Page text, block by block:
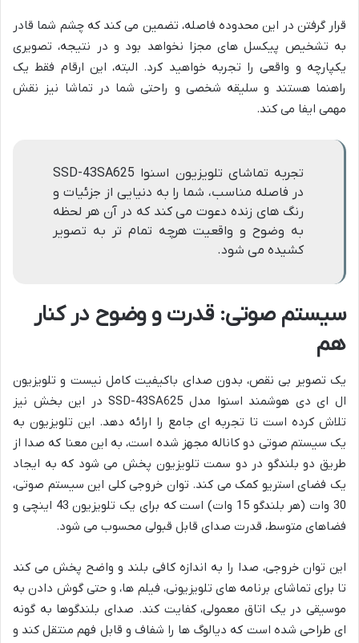
قرار گرفتن در این محدوده فاصله، تضمین می کند که چشم شما قادر
به تشخیص پیکسل های مجزا نخواهد بود و در نتیجه، تصویری
یکپارچه و واقعی را تجربه خواهید کرد. البته، این ارقام فقط یک
راهنما هستند و سلیقه شخصی و راحتی شما در تماشا نیز نقش
مهمی ایفا می کند.
تجربه تماشای تلویزیون اسنوا SSD-43SA625
در فاصله مناسب، شما را به دنیایی از جزئیات و
رنگ های زنده دعوت می کند که در آن هر لحظه
به وضوح و واقعیت هرچه تمام تر به تصویر
کشیده می شود.
سیستم صوتی: قدرت و وضوح در کنار
هم
یک تصویر بی نقص، بدون صدای باکیفیت کامل نیست و تلویزیون
ال ای دی هوشمند اسنوا مدل SSD-43SA625 در این بخش نیز
تلاش کرده است تا تجربه ای جامع را ارائه دهد. این تلویزیون به
یک سیستم صوتی دو کاناله مجهز شده است، به این معنا که صدا از
طریق دو بلندگو در دو سمت تلویزیون پخش می شود که به ایجاد
یک فضای استریو کمک می کند. توان خروجی کلی این سیستم صوتی،
30 وات (هر بلندگو 15 وات) است که برای یک تلویزیون 43 اینچی و
فضاهای متوسط، قدرت صدای قابل قبولی محسوب می شود.
این توان خروجی، صدا را به اندازه کافی بلند و واضح پخش می کند
تا برای تماشای برنامه های تلویزیونی، فیلم ها، و حتی گوش دادن به
موسیقی در یک اتاق معمولی، کفایت کند. صدای بلندگوها به گونه
ای طراحی شده است که دیالوگ ها را شفاف و قابل فهم منتقل کند و